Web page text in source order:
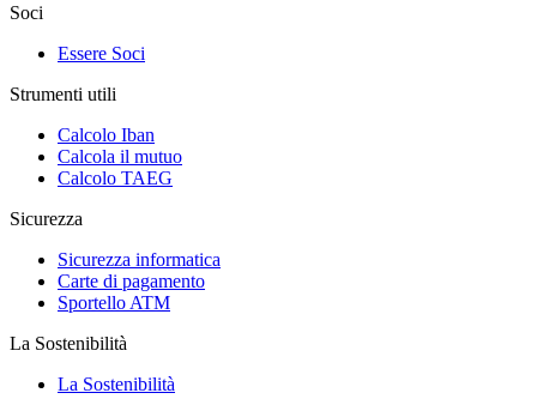
Soci
Essere Soci
Strumenti utili
Calcolo Iban
Calcola il mutuo
Calcolo TAEG
Sicurezza
Sicurezza informatica
Carte di pagamento
Sportello ATM
La Sostenibilità
La Sostenibilità